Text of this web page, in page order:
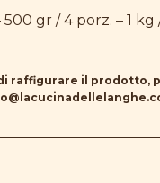
gr / 4 porz. – 1 kg
raffigurare il prodotto,